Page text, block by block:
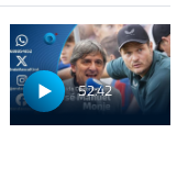
52:42